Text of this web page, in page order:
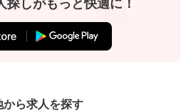
探しがもっと快適に！
から求人を探す